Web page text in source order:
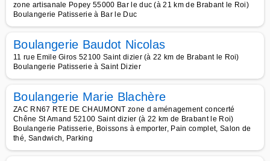
zone artisanale Popey 55000 Bar le duc (à 21 km de Brabant le Roi)
Boulangerie Patisserie à Bar le Duc
Boulangerie Baudot Nicolas
11 rue Emile Giros 52100 Saint dizier (à 22 km de Brabant le Roi)
Boulangerie Patisserie à Saint Dizier
Boulangerie Marie Blachère
ZAC RN67 RTE DE CHAUMONT zone d aménagement concerté
Chêne St Amand 52100 Saint dizier (à 22 km de Brabant le Roi)
Boulangerie Patisserie, Boissons à emporter, Pain complet, Salon de
thé, Sandwich, Parking